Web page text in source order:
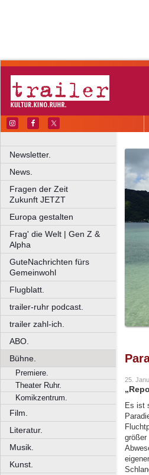
Newsletter.
News.
Fragen der Zeit
Zukunft JETZT
Europa gestalten
Frag' die Welt | Gen Z &
Alpha
GuteNachrichten fürs
Gemeinwohl
Flugblatt.
trailer-ruhr podcast.
trailer zahl-ich.
ABO.
Bühne.
Premiere.
Theater Ruhr.
Komikzentrum.
Film.
Literatur.
Musik.
Kunst.
25.
Es ist
größer